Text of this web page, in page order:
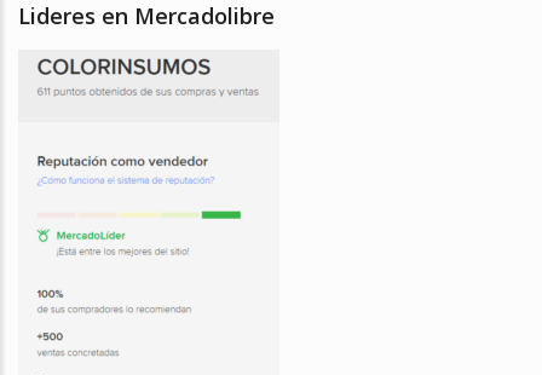
Lideres en Mercadolibre